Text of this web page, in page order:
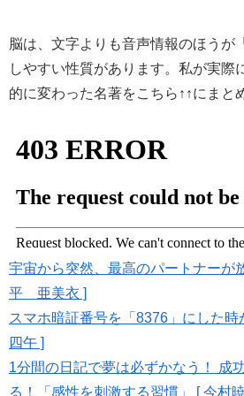
脳は、文字よりも音声情報のほうが
しやすい性質があります。私が実際
的に変わった名著をこちら↑↑にまと
宇宙から突然、最高のパートナーが
平 亜美衣 ]
スマホ暗証番号を「8376」にした
四午 ]
1分間の日記で夢は必ずかなう！ 成
る！「感性を刺激する習慣」 [ 今村